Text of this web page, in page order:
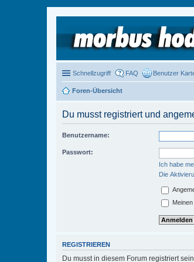
Schnellzugriff FAQ Benutzer
Foren-Übersicht
Du musst registriert und
Benutzername:
Passwort:
Ich habe
Die
REGISTRIEREN
Du musst in diesem Forum registriert